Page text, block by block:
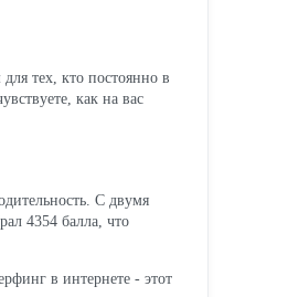
тех, кто постоянно в
как на вас
С двумя
4354 балла, что
в интернете - этот